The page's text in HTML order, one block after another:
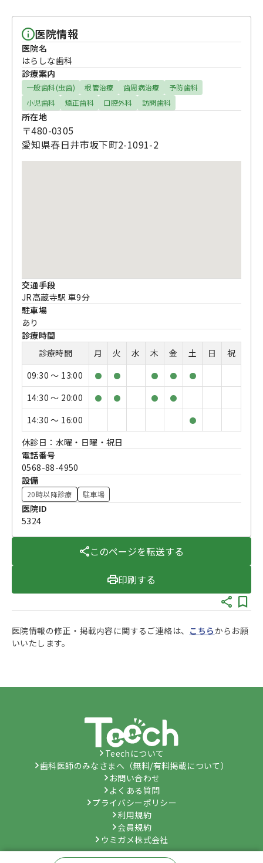
医院情報
医院名
はらしな歯科
診療案内
一般歯科(虫歯) 根管治療 歯周病治療
予防歯科
小児歯科
矯正歯科 口腔外科 訪問歯科
所在地
〒480-0305
愛知県春日井市坂下町2-1091-2
交通手段
JR高蔵寺駅 車9分
駐車場
あり
診療時間
診療時間
月 火 水 木 金 土 日
祝
09:30 〜 13:00
● ● ● ● ●
14:30 〜 20:00 ● ● ● ●
14:30 〜 16:00 ●
休診日：水曜・日曜・祝日
電話番号
0568-88-4950
設備
20時以降診療 駐車場
医院ID
5324
このページを転送する
印刷する
医院情報の修正・掲載内容に関するご連絡は、 こちらからお願
いいたします。
Teechについて
歯科医師のみなさまへ（無料/有料掲載について）
お問い合わせ
よくある質問
プライバシーポリシー
利用規約
会員規約
ウミガメ株式会社